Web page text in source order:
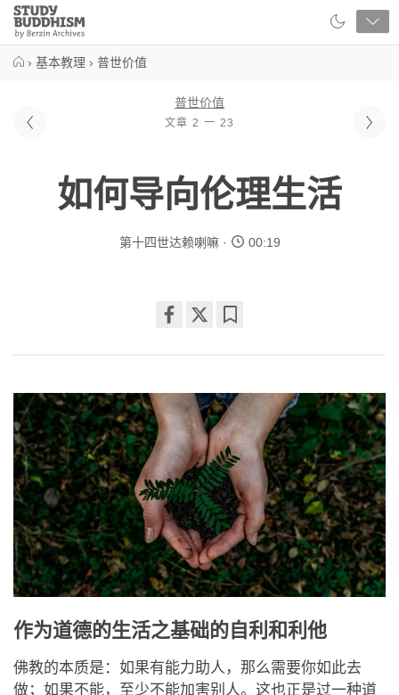
Close
Study
Buddhism
› 基本教理 › 普世价值
普世价值
文章 2 一 23
如何导向伦理生活
第十四世达赖喇嘛 00:19
on
作为道德的生活之基础的自利和利他
佛教的本质是：如果有能力助人，那么需要你如此去
做；如果不能，至少不能加害别人。这也正是过一种道